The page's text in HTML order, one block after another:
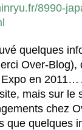
8990-
quelques
Over-Blog),
en 2011…
mais sur le
chez
que quelques